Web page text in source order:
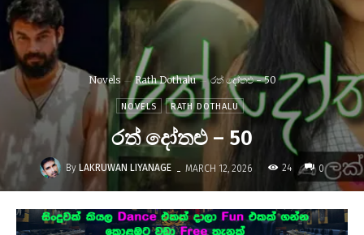
Novels Rath Dothalu රත් දෝතළු - 50
NOVELS RATH DOTHALU
රත් දෝතළු – 50
By LAKRUWAN LIYANAGE - MARCH 12, 2026 24 0